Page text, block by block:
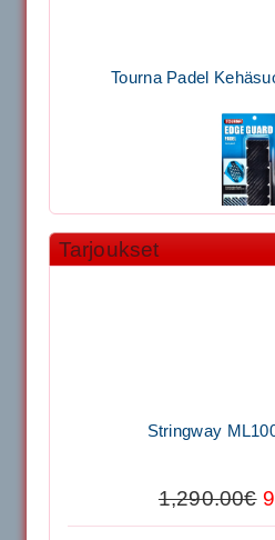
Signum S-7000
Tarjoukset
1,290.00€